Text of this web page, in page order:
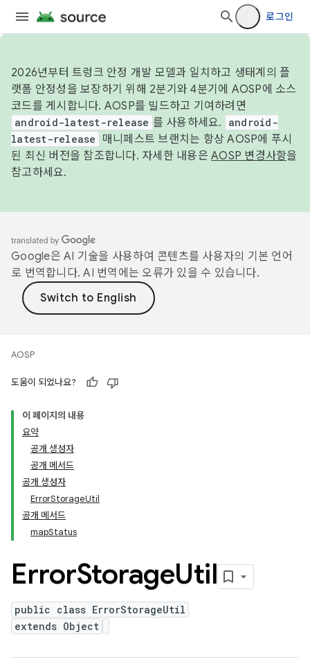
로그인
2026년부터 트렁크 안정 개발 모델과 일치하고 생태계의 플
랫폼 안정성을 보장하기 위해 2분기와 4분기에 AOSP에 소스
코드를 게시합니다. AOSP를 빌드하고 기여하려면
android-latest-release 를 사용하세요.
android-
latest-release
매니페스트 브랜치는 항상 AOSP에 푸시
된 최신 버전을 참조합니다. 자세한 내용은 AOSP 변경사항을
참고하세요.
Google은 AI 기술을 사용하여 콘텐츠를 사용자의 기본 언어
로 번역합니다. AI 번역에는 오류가 있을 수 있습니다.
AOSP
도움이 되었나요?
이 페이지의 내용
요약
공개 생성자
공개 메서드
공개 생성자
ErrorStorageUtil
공개 메서드
mapStatus
ErrorStorageUtil
public class ErrorStorageUtil
extends Object